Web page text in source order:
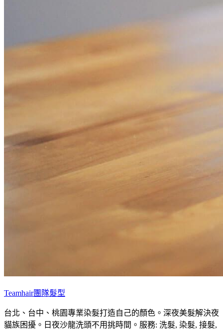
Teamhair團隊髮型
台北、台中、桃園專業染髮打造自己的顏色。深夜美髮解決夜
貓族困擾。日夜沙龍洗頭不用挑時間。服務: 洗髮, 染髮, 接髮,